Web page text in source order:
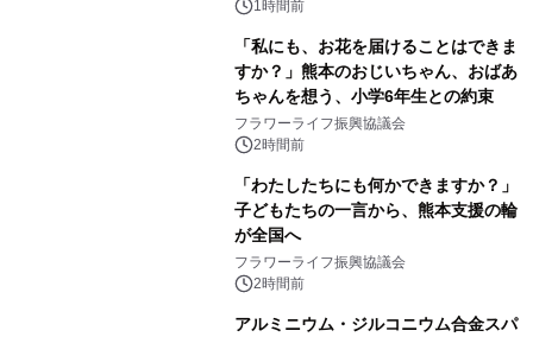
1時間前
「私にも、お花を届けることはできま
すか？」熊本のおじいちゃん、おばあ
ちゃんを想う、小学6年生との約束
フラワーライフ振興協議会
2時間前
「わたしたちにも何かできますか？」
子どもたちの一言から、熊本支援の輪
が全国へ
フラワーライフ振興協議会
2時間前
アルミニウム・ジルコニウム合金スパ